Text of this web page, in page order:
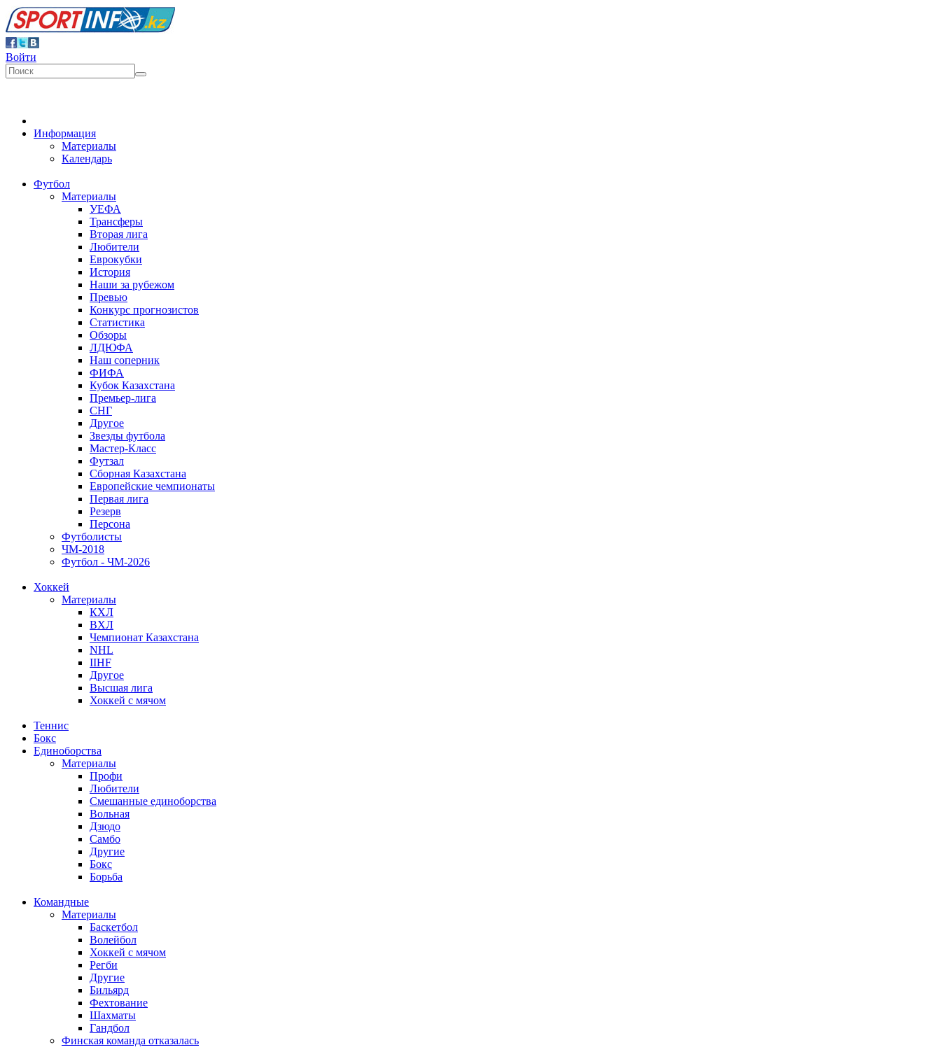
Войти
Информация
Материалы
Календарь
Футбол
Материалы
УЕФА
Трансферы
Вторая лига
Любители
Еврокубки
История
Наши за рубежом
Превью
Конкурс прогнозистов
Статистика
Обзоры
ЛДЮФА
Наш соперник
ФИФА
Кубок Казахстана
Премьер-лига
СНГ
Другое
Звезды футбола
Мастер-Класс
Футзал
Сборная Казахстана
Европейские чемпионаты
Первая лига
Резерв
Персона
Футболисты
ЧМ-2018
Футбол - ЧМ-2026
Хоккей
Материалы
КХЛ
ВХЛ
Чемпионат Казахстана
NHL
IIHF
Другое
Высшая лига
Хоккей с мячом
Теннис
Бокс
Единоборства
Материалы
Профи
Любители
Смешанные единоборства
Вольная
Дзюдо
Самбо
Другие
Бокс
Борьба
Командные
Материалы
Баскетбол
Волейбол
Хоккей с мячом
Регби
Другие
Бильярд
Фехтование
Шахматы
Гандбол
Финская команда отказалась